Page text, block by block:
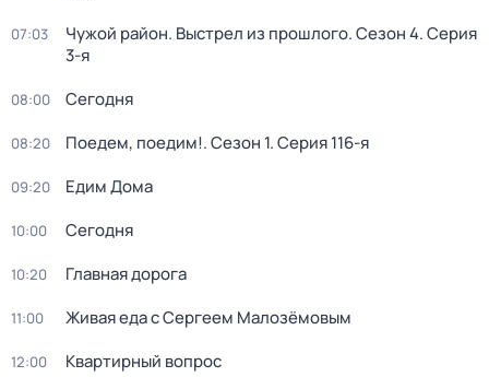
07:03 Чужой район. Выстрел из прошлого. Сезон 4. Серия
3-я
08:00 Сегодня
08:20 Поедем, поедим!. Сезон 1. Серия 116-я
09:20 Едим Дома
10:00 Сегодня
10:20 Главная дорога
11:00 Живая еда с Сергеем Малозёмовым
12:00 Квартирный вопрос